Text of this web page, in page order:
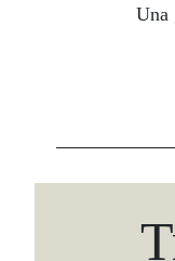
Una